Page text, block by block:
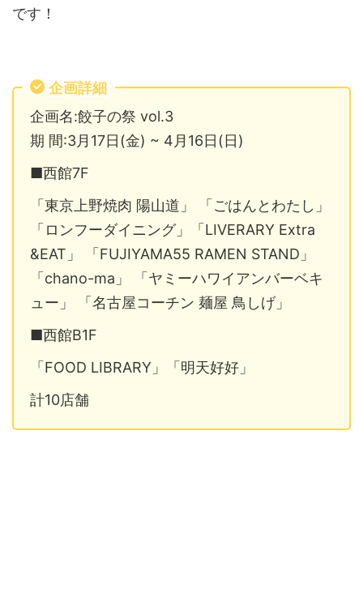
です！
企画詳細
企画名:餃子の祭 vol.3
期 間:3月17日(金) ~ 4月16日(日)
■西館7F
「東京上野焼肉 陽山道」 「ごはんとわたし」
「ロンフーダイニング」「LIVERARY Extra
&EAT」 「FUJIYAMA55 RAMEN STAND」
「chano-ma」 「ヤミーハワイアンバーベキ
ュー」 「名古屋コーチン 麺屋 鳥しげ」
■西館B1F
「FOOD LIBRARY」「明天好好」
計10店舗